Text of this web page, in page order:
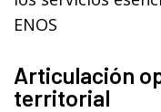
ENOS
Articulación
territorial